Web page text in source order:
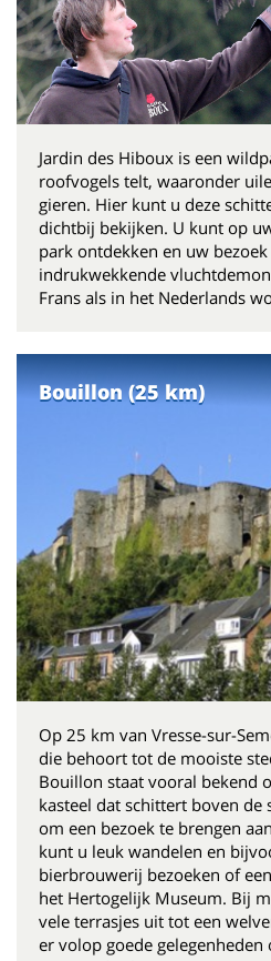
Jardin des Hiboux is een
roofvogels telt, waaronder
gieren. Hier kunt u deze
dichtbij bekijken. U kunt op
park ontdekken en uw
indrukwekkende
Frans als in het Nederlands
Bouillon (25 km)
Op 25 km van Vresse-sur-
die behoort tot de mooiste
Bouillon staat vooral bekend
kasteel dat schittert boven de
om een bezoek te brengen
kunt u leuk wandelen en
bierbrouwerij bezoeken of
het Hertogelijk Museum. Bij
vele terrasjes uit tot een
er volop goede